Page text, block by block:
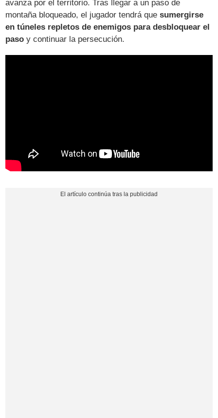
avanza por el territorio. Tras llegar a un paso de
montaña bloqueado, el jugador tendrá quesumergirse
en túneles repletos de enemigos para desbloquear el
paso y continuar la persecución.